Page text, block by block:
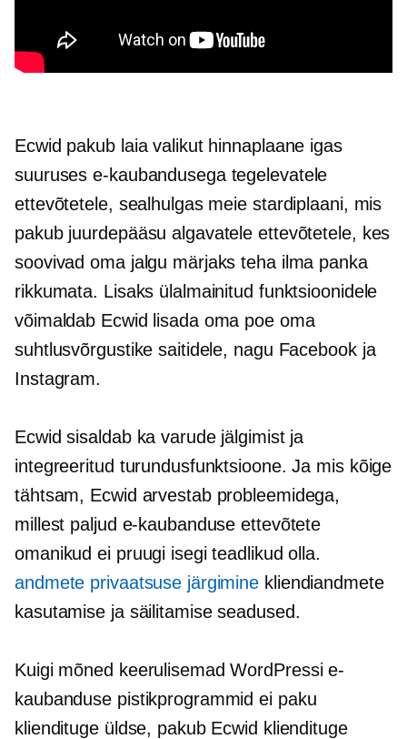
Ecwid pakub laia valikut hinnaplaane igas
suuruses e-kaubandusega tegelevatele
ettevõtetele, sealhulgas meie stardiplaani, mis
pakub juurdepääsu algavatele ettevõtetele, kes
soovivad oma jalgu märjaks teha ilma panka
rikkumata. Lisaks ülalmainitud funktsioonidele
võimaldab Ecwid lisada oma poe oma
suhtlusvõrgustike saitidele, nagu Facebook ja
Instagram.
Ecwid sisaldab ka varude jälgimist ja
integreeritud turundusfunktsioone. Ja mis kõige
tähtsam, Ecwid arvestab probleemidega,
millest paljud e-kaubanduse ettevõtete
omanikud ei pruugi isegi teadlikud olla.
andmete privaatsuse järgimine kliendiandmete
kasutamise ja säilitamise seadused.
Kuigi mõned keerulisemad WordPressi e-
kaubanduse pistikprogrammid ei paku
kliendituge üldse, pakub Ecwid kliendituge